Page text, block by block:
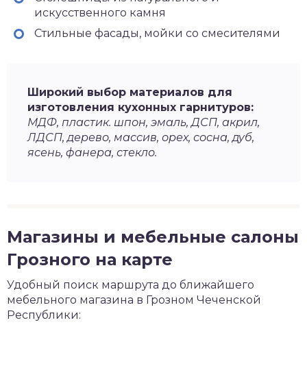
искусственного камня
Стильные фасады, мойки со смесителями
Широкий выбор материалов для
изготовления кухонных гарнитуров:
МДФ, пластик. шпон, эмаль, ДСП, акрил,
ЛДСП, дерево, массив, орех, сосна, дуб,
ясень, фанера, стекло.
Магазины и мебельные салоны
Грозного на карте
Удобный поиск маршрута до ближайшего
мебельного магазина в Грозном Чеченской
Республики: